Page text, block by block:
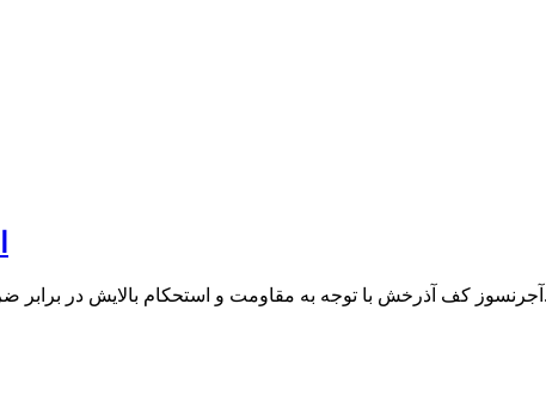
آجرنسوز کف آذرخش با توجه به مقاومت و استحکام بالایش در برابر ضربه، سایش و فشار برای کف پیاده‌رو، حیاط‌ و پارکینگ‌ مناسب است.